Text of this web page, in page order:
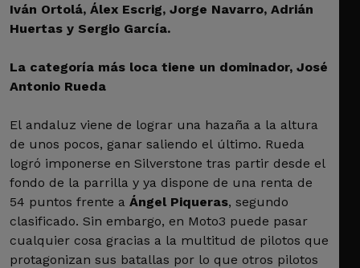
Iván Ortolá, Álex Escrig, Jorge Navarro, Adrián
Huertas y Sergio García.
La categoría más loca tiene un dominador, José
Antonio Rueda
El andaluz viene de lograr una hazaña a la altura
de unos pocos, ganar saliendo el último. Rueda
logró imponerse en Silverstone tras partir desde el
fondo de la parrilla y ya dispone de una renta de
54 puntos frente a Ángel Piqueras, segundo
clasificado. Sin embargo, en Moto3 puede pasar
cualquier cosa gracias a la multitud de pilotos que
protagonizan sus batallas por lo que otros pilotos